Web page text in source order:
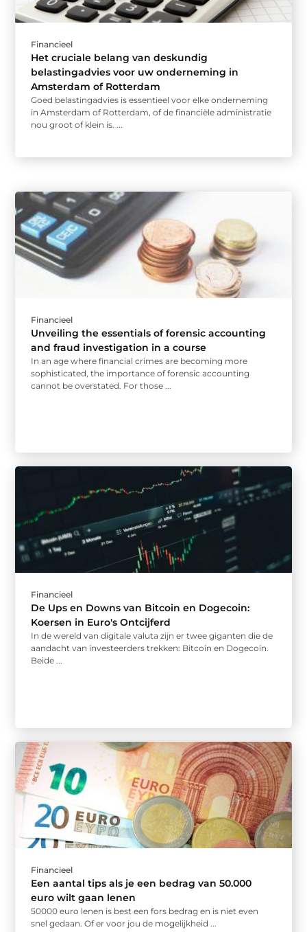
Financieel
Het cruciale belang van deskundig
belastingadvies voor uw onderneming in
Amsterdam of Rotterdam
Goed belastingadvies is essentieel voor elke onderneming
in Amsterdam of Rotterdam, of de financiële administratie
nou groot of klein is. ...
Financieel
Unveiling the essentials of forensic accounting
and fraud investigation in a course
In an age where financial crimes are becoming more
sophisticated, the importance of forensic accounting
cannot be overstated. For those ...
Financieel
De Ups en Downs van Bitcoin en Dogecoin:
Koersen in Euro's Ontcijferd
In de wereld van digitale valuta zijn er twee giganten die de
aandacht van investeerders trekken: Bitcoin en Dogecoin.
Beide ...
Financieel
Een aantal tips als je een bedrag van 50.000
euro wilt gaan lenen
50000 euro lenen is best een fors bedrag en is niet even
snel gedaan. Of er voor jou de mogelijkheid ...